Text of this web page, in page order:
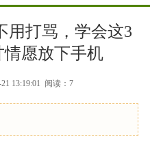
用打骂，学会这3
愿放下手机
13:19:01 阅读：7